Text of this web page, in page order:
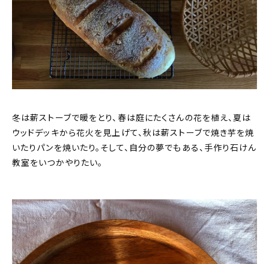
冬は薪ストーブで暖をとり、春は庭にたくさんの花を植え、夏は
ウッドデッキから花火を見上げて、秋は薪ストーブで焼き芋を焼
いたりパンを焼いたり。そして、自分の夢でもある、手作り石けん
教室をいつかやりたい。